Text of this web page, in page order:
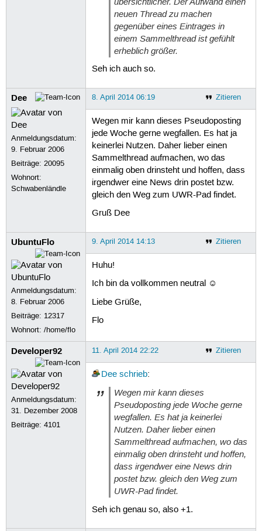
neuen Thread zu machen
gegenüber eines Eintrages in
einem Sammelthread ist gefühlt
erheblich größer.
Seh ich auch so.
Dee
Anmeldungsdatum:
9. Februar 2006
Beiträge:20095
Wohnort:
Schwabenländle
Zitieren
8. April 2014 06:19
Wegen mir kann dieses Pseudoposting
jede Woche gerne wegfallen. Es hat ja
keinerlei Nutzen. Daher lieber einen
Sammelthread aufmachen, wo das
einmalig oben drinsteht und hoffen, dass
irgendwer eine News drin postet bzw.
gleich den Weg zum UWR-Pad findet.
Gruß Dee
UbuntuFlo
Anmeldungsdatum:
8. Februar 2006
Beiträge: 12317
Wohnort: /home/flo
Zitieren
9. April 2014 14:13
Huhu!
Ich bin da vollkommen neutral ☺
Liebe Grüße,
Flo
Developer92
Anmeldungsdatum:
31. Dezember 2008
Beiträge:4101
Zitieren
11. April 2014 22:22
Dee schrieb:
Wegen mir kann dieses
Pseudoposting jede Woche gerne
wegfallen. Es hat ja keinerlei
Nutzen. Daher lieber einen
Sammelthread aufmachen, wo das
einmalig oben drinsteht und hoffen,
dass irgendwer eine News drin
postet bzw. gleich den Weg zum
UWR-Pad findet.
Seh ich genau so, also +1.